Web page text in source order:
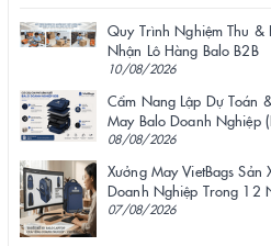
Quy Trình Nghiệm Thu &
Nhận Lô Hàng Balo B2B
10/08/2026
Cẩm Nang Lập Dự Toán
May Balo Doanh Nghiệp
08/08/2026
Xưởng May VietBags
Doanh Nghiệp Trong 12
07/08/2026